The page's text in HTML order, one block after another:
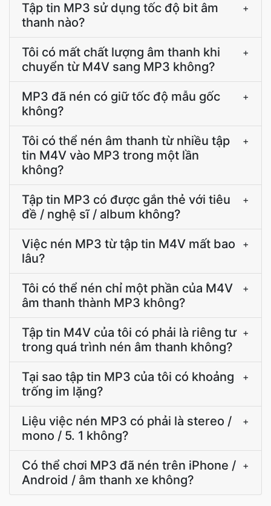
Tập tin MP3 sử dụng tốc độ bit âm
thanh nào?
+
Tôi có mất chất lượng âm thanh khi
chuyển từ M4V sang MP3 không?
+
MP3 đã nén có giữ tốc độ mẫu gốc
không?
+
Tôi có thể nén âm thanh từ nhiều tập
tin M4V vào MP3 trong một lần
không?
+
Tập tin MP3 có được gắn thẻ với tiêu
đề / nghệ sĩ / album không?
+
Việc nén MP3 từ tập tin M4V mất bao
lâu?
+
Tôi có thể nén chỉ một phần của M4V
âm thanh thành MP3 không?
+
Tập tin M4V của tôi có phải là riêng tư
trong quá trình nén âm thanh không?
+
Tại sao tập tin MP3 của tôi có khoảng
trống im lặng?
+
Liệu việc nén MP3 có phải là stereo /
mono / 5. 1 không?
+
Có thể chơi MP3 đã nén trên iPhone /
Android / âm thanh xe không?
+